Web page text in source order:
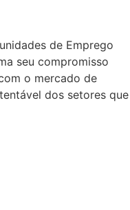
de Emprego
seu compromisso
o mercado de
dos setores que